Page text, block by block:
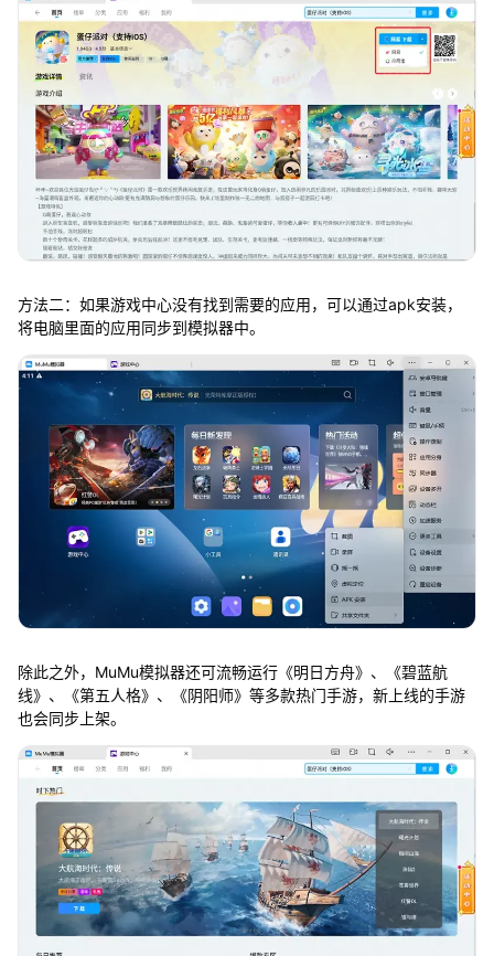
方法二：如果游戏中心没有找到需要的应用，可以通过apk安装，
将电脑里面的应用同步到模拟器中。
除此之外，MuMu模拟器还可流畅运行《明日方舟》、《碧蓝航
线》、《第五人格》、《阴阳师》等多款热门手游，新上线的手游
也会同步上架。